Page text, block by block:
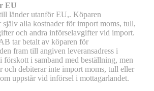
EU
länder utanför EU,. Köparen
själv alla kostnader för import moms, tull,
och andra införselavgifter vid import.
tar betalt av köparen för
fram till angiven leveransadress i
förskott i samband med beställning, men
och debiterar inte import moms, tull eller
uppstår vid införsel i mottagarlandet.